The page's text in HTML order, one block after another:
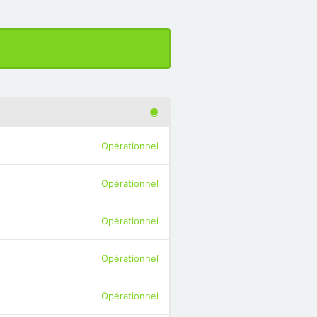
Opérationnel
Opérationnel
Opérationnel
Opérationnel
Opérationnel